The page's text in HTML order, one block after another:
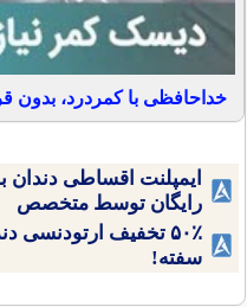
خداحافظی با کمردرد، بدون
ایمپلنت اقساطی دندان
رایگان توسط متخصص
۵۰٪ تخفیف ارتودنسی
سفته!